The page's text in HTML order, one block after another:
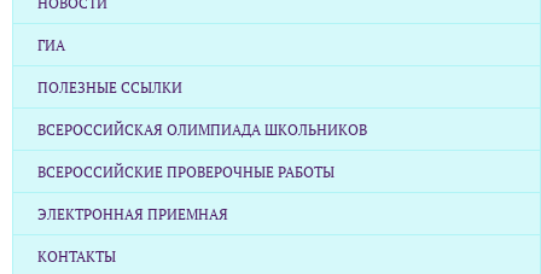
ГИА
ПОЛЕЗНЫЕ ССЫЛКИ
ВСЕРОССИЙСКАЯ ОЛИМПИАДА ШКОЛЬНИКОВ
ВСЕРОССИЙСКИЕ ПРОВЕРОЧНЫЕ РАБОТЫ
ЭЛЕКТРОННАЯ ПРИЕМНАЯ
КОНТАКТЫ